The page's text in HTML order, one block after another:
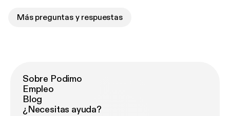
Más preguntas y respuestas
Sobre Podimo
Empleo
Blog
¿Necesitas ayuda?